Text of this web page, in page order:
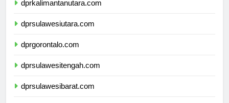
dprkalimantanutara.com
dprsulawesiutara.com
dprgorontalo.com
dprsulawesitengah.com
dprsulawesibarat.com